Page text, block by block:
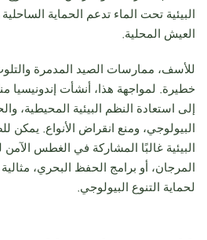
البيئية تحت الماء تدعم الحماية
العيش المحلية.
للأسف، ممارسات الصيد المدمرة
خطيرة. لمواجهة هذا، أنشأت
إلى استعادة النظم البيئية المحيطية،
البيولوجي، ومنع انقراض الأنواع.
البيئية غالبًا المشاركة في الغطس الآمن
المرجان، أو برامج الحفظ البحري،
لحماية التنوع البيولوجي.